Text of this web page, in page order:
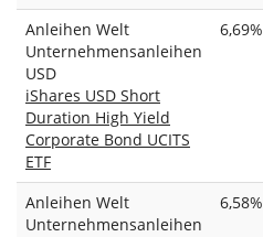
Anleihen Welt
Unternehmensanleihen
USD
iShares USD Short
Duration High Yield
Corporate Bond UCITS
ETF
6,69%
Anleihen Welt
Unternehmensanleihen
6,58%